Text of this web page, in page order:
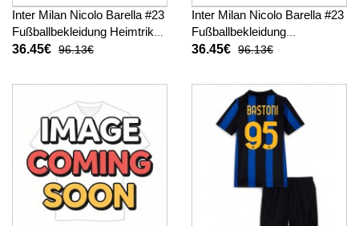
Inter Milan Nicolo Barella #23
Fußballbekleidung Heimtrikot
Kinder 2026-27 Kurzarm (+
36.45€ 96.13€
Inter Milan Nicolo Barella #23
Fußballbekleidung
Auswärtstrikot Kinder 2026-
36.45€ 96.13€